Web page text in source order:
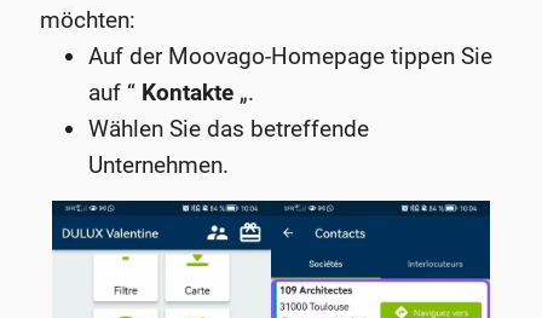
möchten:
Auf der Moovago-Homepage tippen Sie
auf “ Kontakte „.
Wählen Sie das betreffende
Unternehmen.